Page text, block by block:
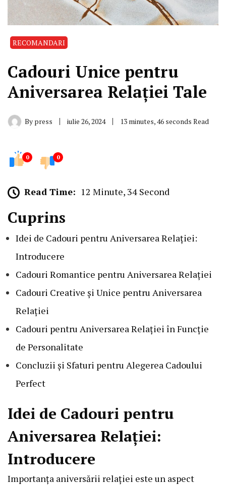
RECOMANDARI
Cadouri Unice pentru
Aniversarea Relației Tale
By press iulie 26, 2024 13 minutes, 46 seconds Read
0 0
Read Time: 12 Minute, 34 Second
Cuprins
Idei de Cadouri pentru Aniversarea Relației:
Introducere
Cadouri Romantice pentru Aniversarea Relației
Cadouri Creative și Unice pentru Aniversarea
Relației
Cadouri pentru Aniversarea Relației în Funcție
de Personalitate
Concluzii și Sfaturi pentru Alegerea Cadoului
Perfect
Idei de Cadouri pentru
Aniversarea Relației:
Introducere
Importanța aniversării relației este un aspect